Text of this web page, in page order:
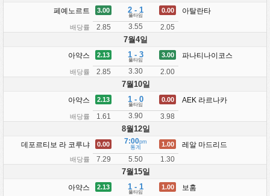
페예노르트
배당률
3.00
2.85
2 - 1
풀타임
3.55
0.00
2.05
아탈란타
7월4일
아약스
배당률
2.13
2.85
1 - 3
풀타임
3.30
3.00
2.00
파나티나이코스
7월10일
아약스
배당률
2.13
1.61
1 - 0
풀타임
3.90
0.00
3.98
AEK 라르나카
8월12일
데포르티보 라 코루냐
배당률
0.00
7.29
7:00pm
통계
5.50
1.00
1.30
레알 마드리드
7월15일
아약스 2.13 1 - 1
풀타임
1.00 보훔